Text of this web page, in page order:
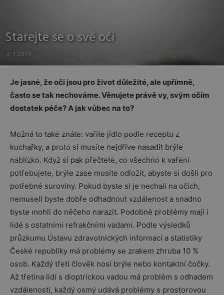
Starejte se o své oči
2.1.2019
Je jasné, že oči jsou pro život důležité, ale upřímně,
často se tak nechováme. Věnujete právě vy, svým očím
dostatek péče? A jak vůbec na to?
Možná to také znáte: vaříte jídlo podle receptu z
kuchařky, a proto si musíte nejdříve nasadit brýle
nablízko. Když si pak přečtete, co všechno k vaření
potřebujete, brýle zase musíte odložit, abyste si došli pro
potřebné suroviny. Pokud byste si je nechali na očích,
nemuseli byste dobře odhadnout vzdálenost a snadno
byste mohli do něčeho narazit. Podobné problémy mají i
lidé s ostatními refrakčními vadami. Podle výsledků
průzkumu Ústavu zdravotnických informací a statistiky
České republiky má problémy se zrakem zhruba 10 %
osob. Každý třetí člověk nosí brýle nebo kontaktní čočky.
Až třetina lidí s dioptrickou vadou má problém s odhadem
vzdálenosti, každý osmý udává problémy s prostorovou